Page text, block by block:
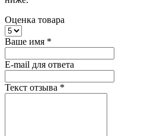
Оценка товара
Ваше имя *
E-mail для ответа
Текст отзыва *